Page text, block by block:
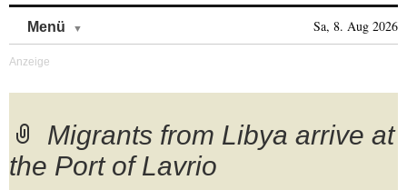
Menü Sa, 8. Aug 2026
Migrants from Libya arrive at
the Port of Lavrio